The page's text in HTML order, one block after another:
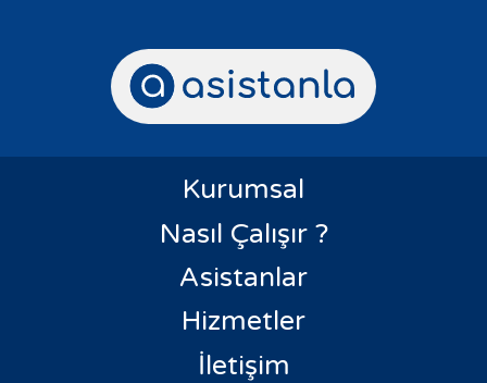
Kurumsal
Nasıl Çalışır ?
Asistanlar
Hizmetler
İletişim